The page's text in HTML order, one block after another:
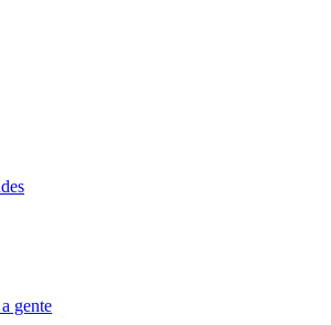
gente